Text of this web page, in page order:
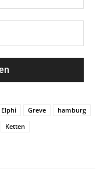
Elphi Greve
hamburg
Ketten